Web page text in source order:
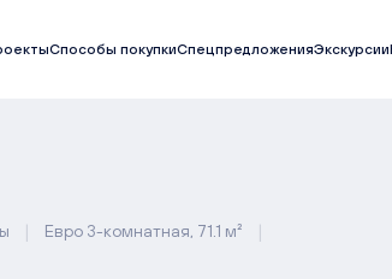
Способы покупкиСпецпредложенияЭкскурсии
| Евро 3-комнатная, 71.1 м² |